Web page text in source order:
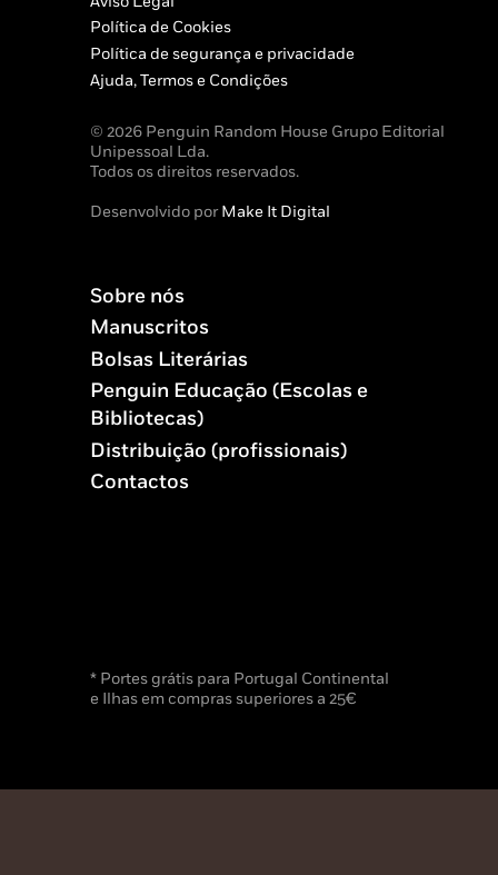
Política de Cookies
Política de segurança e privacidade
Ajuda, Termos e Condições
© 2026 Penguin Random House Grupo Editorial
Unipessoal Lda.
Todos os direitos reservados.
Desenvolvido porMake It Digital
Sobre nós
Manuscritos
Bolsas Literárias
Penguin Educação (Escolas e
Bibliotecas)
Distribuição (profissionais)
Contactos
* Portes grátis para Portugal Continental
e Ilhas em compras superiores a 25€